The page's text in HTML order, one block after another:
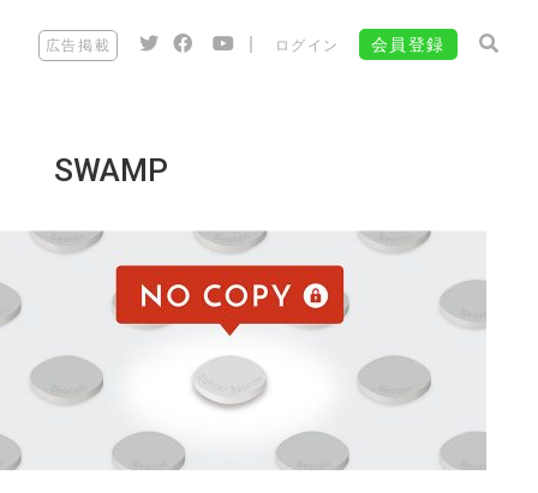
広告掲載 ログイン 会員登録
SWAMP